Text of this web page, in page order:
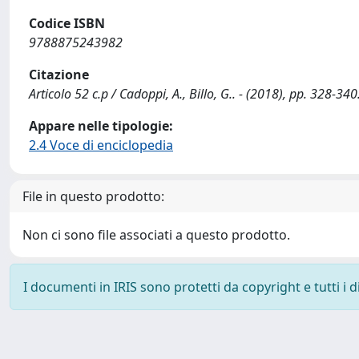
Codice ISBN
9788875243982
Citazione
Articolo 52 c.p / Cadoppi, A., Billo, G.. - (2018), pp. 328-340.
Appare nelle tipologie:
2.4 Voce di enciclopedia
File in questo prodotto:
Non ci sono file associati a questo prodotto.
I documenti in IRIS sono protetti da copyright e tutti i